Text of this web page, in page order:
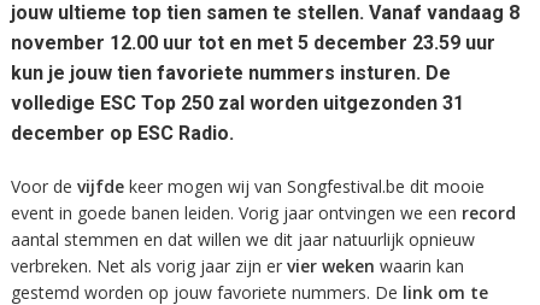
jouw ultieme top tien samen te stellen. Vanaf vandaag 8
november 12.00 uur tot en met 5 december 23.59 uur
kun je jouw tien favoriete nummers insturen. De
volledige ESC Top 250 zal worden uitgezonden 31
december op ESC Radio.
Voor de vijfdekeer mogen wij van Songfestival.be dit mooie
event in goede banen leiden. Vorig jaar ontvingen we een record
aantal stemmen en dat willen we dit jaar natuurlijk opnieuw
verbreken. Net als vorig jaar zijn er vier weken waarin kan
gestemd worden op jouw favoriete nummers. De link om te